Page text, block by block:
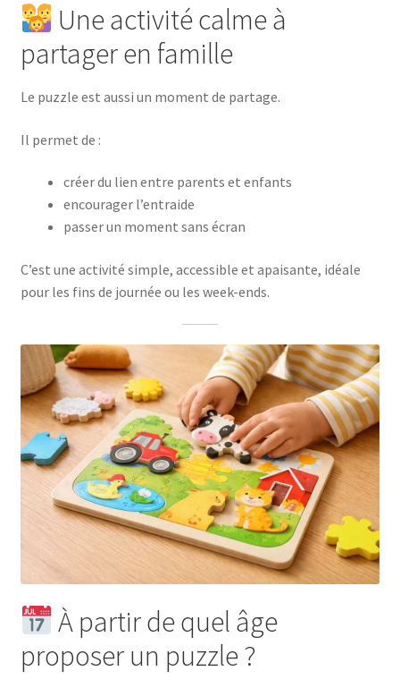
Une activité calme à
partager en famille
Le puzzle est aussi un moment de partage.
Il permet de :
créer du lien entre parents et enfants
encourager l’entraide
passer un moment sans écran
C’est une activité simple, accessible et apaisante, idéale
pour les fins de journée ou les week-ends.
À partir de quel âge
proposer un puzzle ?